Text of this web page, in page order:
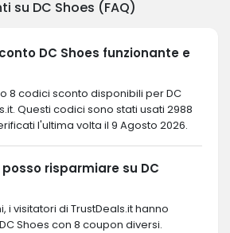
su DC Shoes (FAQ)
DC Shoes funzionante e
8 codici sconto disponibili per DC
Questi codici sono stati usati 2988
l'ultima volta il 9 Agosto 2026.
risparmiare su DC
i visitatori di TrustDeals.it hanno
Shoes con 8 coupon diversi.